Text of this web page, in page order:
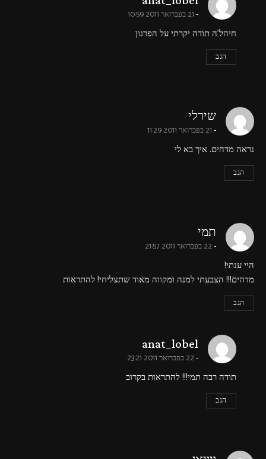
21 בפברואר 2011 10:59
חיהל'ה תודה יקרתי על הפרגון
הגב
שירליsays:
21 בפברואר 2011 11:29
נראה מדהים. איך בא לי
הגב
תמיsays:
22 בפברואר 2011 21:57
היי ענתי!
מדהים!!! הצבעתי למנה ומקווה מאוד שתצליחי! להתראות
הגב
anat_lobel
22 בפברואר 2011 23:21
תודה רבה תמי!!! להתראות בקרוב
הגב